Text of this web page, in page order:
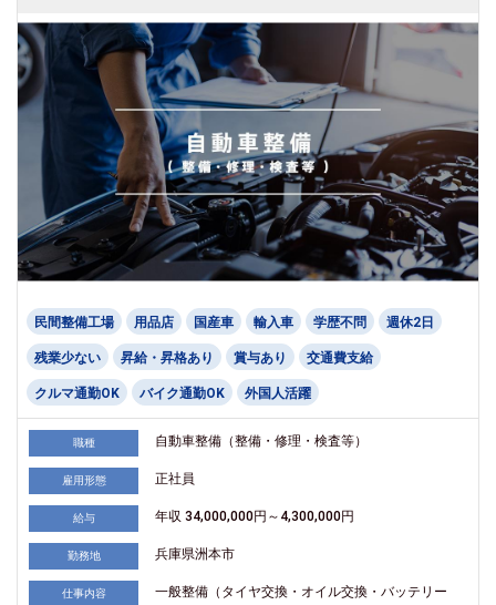
民間整備工場 用品店 国産車 輸入車 学歴不問 週休2日
残業少ない 昇給・昇格あり 賞与あり 交通費支給
クルマ通勤OK バイク通勤OK 外国人活躍
職種 自動車整備（整備・修理・検査等）
雇用形態 正社員
給与 年収 34,000,000円～4,300,000円
勤務地 兵庫県洲本市
仕事内容
一般整備（タイヤ交換・オイル交換・バッテリー